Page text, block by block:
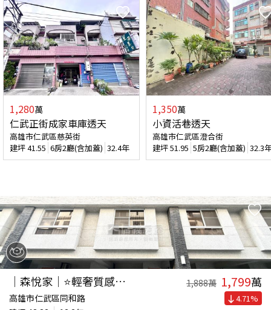
1,280萬
仁武正街成家車庫透天
高雄市仁武區慈英街
建坪41.55 6房2廳(含加蓋) 32.4年
1,350萬
小資活巷透天
高雄市仁武區澄合街
建坪51.95 5房2廳(含加蓋) 32.3
｜森悅家｜⭐輕奢質感美透 1,888萬 1,799萬
高雄市仁武區同和路
4.71%